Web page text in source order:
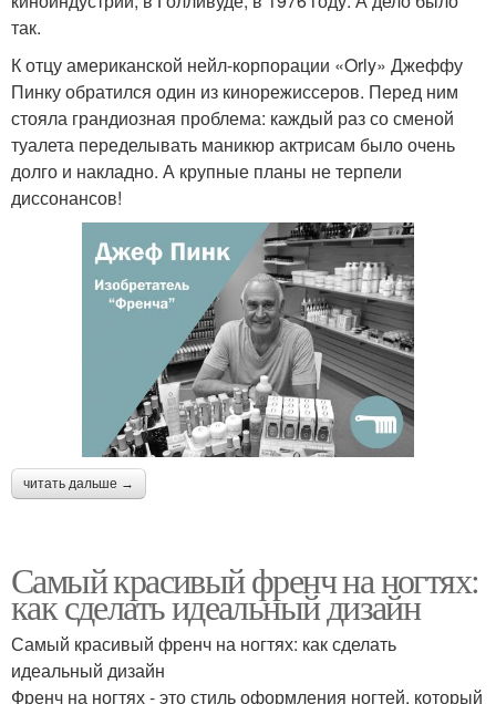
так.
К отцу американской нейл-корпорации «Orly» Джеффу
Пинку обратился один из кинорежиссеров. Перед ним
стояла грандиозная проблема: каждый раз со сменой
туалета переделывать маникюр актрисам было очень
долго и накладно. А крупные планы не терпели
диссонансов!
читать дальше →
Самый красивый френч на ногтях:
как сделать идеальный дизайн
Самый красивый френч на ногтях: как сделать
идеальный дизайн
Френч на ногтях - это стиль оформления ногтей, который